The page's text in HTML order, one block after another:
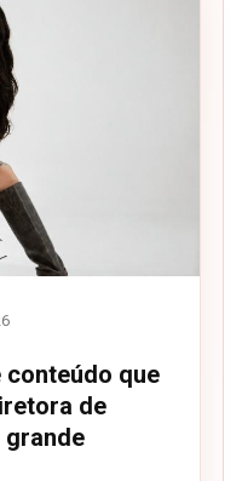
conteúdo que
de
grande